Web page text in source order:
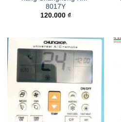
8017Y
120.000 ₫